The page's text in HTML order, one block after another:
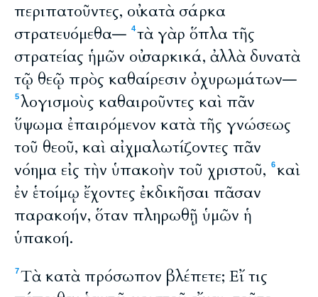
περιπατοῦντες, οὐ κατὰ σάρκα
στρατευόμεθα― 4τὰ γὰρ ὅπλα τῆς
στρατείας ἡμῶν οὐ σαρκικά, ἀλλὰ δυνατὰ
τῷ θεῷ πρὸς καθαίρεσιν ὀχυρωμάτων―
5λογισμοὺς καθαιροῦντες καὶ πᾶν
ὕψωμα ἐπαιρόμενον κατὰ τῆς γνώσεως
τοῦ θεοῦ, καὶ αἰχμαλωτίζοντες πᾶν
νόημα εἰς τὴν ὑπακοὴν τοῦ χριστοῦ,
6καὶ
ἐν ἑτοίμῳ ἔχοντες ἐκδικῆσαι πᾶσαν
παρακοήν, ὅταν πληρωθῇ ὑμῶν ἡ
ὑπακοή.
7Tὰ κατὰ πρόσωπον βλέπετε; Εἴ τις